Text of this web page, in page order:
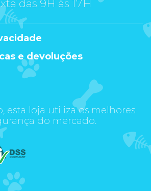
das 9H às 17H
e devoluções
esta loja utiliza os melhores
do mercado.